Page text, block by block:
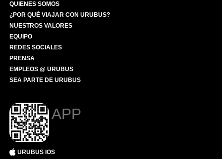
QUIENES SOMOS
¿POR QUÉ VIAJAR CON URUBUS?
NUESTROS VALORES
EQUIPO
REDES SOCIALES
PRENSA
EMPLEOS @ URUBUS
SEA PARTE DE URUBUS
APP
URUBUS IOS